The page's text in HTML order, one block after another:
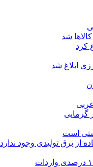
شد
کرد
ابلاغ شد
گرمایی
است
از برق تولیدی وجود ندارد